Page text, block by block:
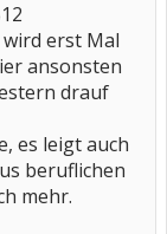
erst Mal
ansonsten
drauf
es leigt auch
beruflichen
mehr.